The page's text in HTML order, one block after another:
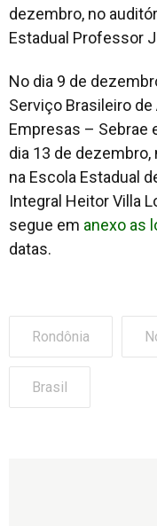
dezembro, no
Estadual Professor
No dia 9 de
Serviço Brasileiro
Empresas – Sebrae
dia 13 de
na Escola Estadual
Integral Heitor Villa
segue em anexo as
datas.
Rondônia
Brasil